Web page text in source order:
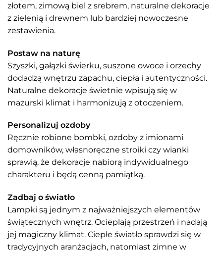
złotem, zimową biel z srebrem, naturalne dekoracje
z zielenią i drewnem lub bardziej nowoczesne
zestawienia.
Postaw na naturę
Szyszki, gałązki świerku, suszone owoce i orzechy
dodadzą wnętrzu zapachu, ciepła i autentyczności.
Naturalne dekoracje świetnie wpisują się w
mazurski klimat i harmonizują z otoczeniem.
Personalizuj ozdoby
Ręcznie robione bombki, ozdoby z imionami
domowników, własnoręczne stroiki czy wianki
sprawią, że dekoracje nabiorą indywidualnego
charakteru i będą cenną pamiątką.
Zadbaj o światło
Lampki są jednym z najważniejszych elementów
świątecznych wnętrz. Ocieplają przestrzeń i nadają
jej magiczny klimat. Ciepłe światło sprawdzi się w
tradycyjnych aranżacjach, natomiast zimne w